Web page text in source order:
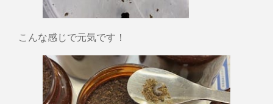
こんな感じで元気です！